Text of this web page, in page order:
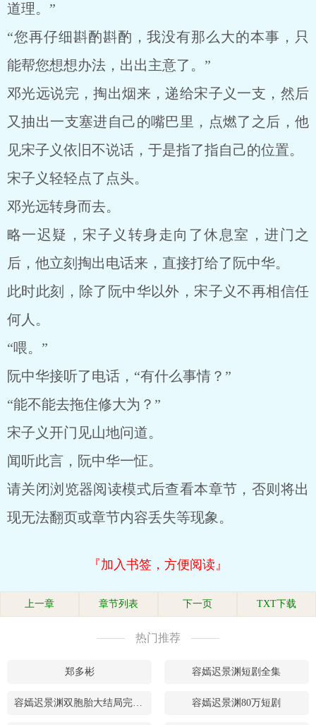
道理。”
“您再仔细斟酌斟酌，我没有那么大的本事，只
能帮您想想办法，出出主意了。”
邓光远说完，掏出烟来，递给宋子义一支，然后
又抽出一支塞进自己的嘴巴里，点燃了之后，他
见宋子义依旧不说话，于是指了指自己的位置。
宋子义轻轻点了点头。
邓光远转身而去。
略一迟疑，宋子义转身走向了休息室，进门之
后，他立刻掏出电话来，直接打给了阮中华。
此时此刻，除了阮中华以外，宋子义不再相信任
何人。
“喂。”
阮中华接听了电话，“有什么事情？”
“能不能去拖住修大为？”
宋子义开门见山地问道。
闻听此言，阮中华一怔。
请关闭浏览器阅读模式后查看本章节，否则将出
现无法翻页或章节内容丢失等现象。
『加入书签，方便阅读』
上一章 章节列表 下一页 TXT下载
热门推荐
郑多彬 容嫣迟景渊短剧全集
容嫣迟景渊双胞胎大结局完整版 容嫣迟景渊80万短剧